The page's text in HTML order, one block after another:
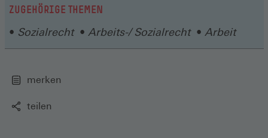
ZUGEHÖRIGE THEMEN
Sozialrecht Arbeits-/ Sozialrecht Arbeit
merken
teilen